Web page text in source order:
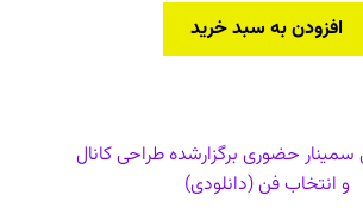
افزودن به سبد خرید